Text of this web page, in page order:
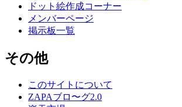
ドット絵作成コーナー
メンバーページ
掲示板一覧
その他
このサイトについて
ZAPAブロ〜グ2.0